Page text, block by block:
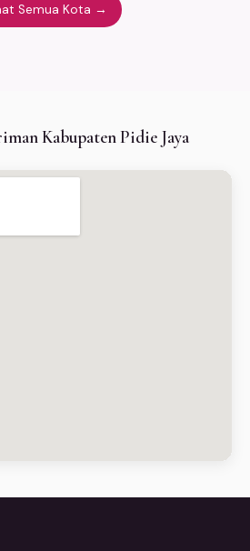
Semua Kota →
Kabupaten Pidie Jaya